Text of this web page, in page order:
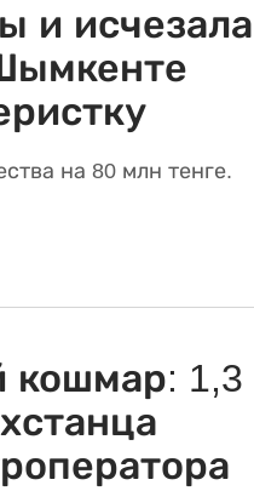
и исчезала
на 80 млн тенге.
кошмар: 1,3